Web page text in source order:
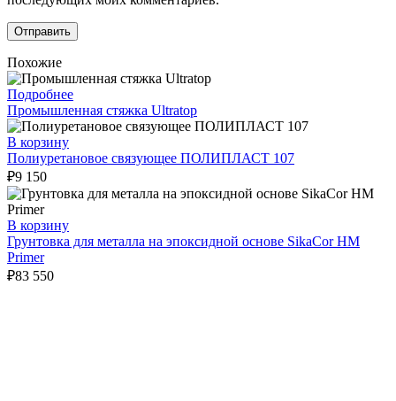
Похожие
Подробнее
Промышленная стяжка Ultratop
В корзину
Полиуретановое связующее ПОЛИПЛАСТ 107
₽9 150
В корзину
Грунтовка для металла на эпоксидной основе SikaCor HM
Primer
₽83 550